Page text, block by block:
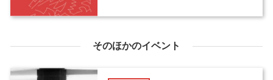
そのほかのイベント